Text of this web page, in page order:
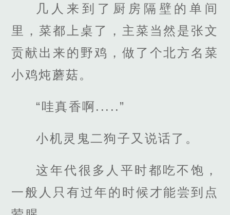
几人来到了厨房隔壁的单间
里，菜都上桌了，主菜当然是张文
贡献出来的野鸡，做了个北方名菜
小鸡炖蘑菇。
“哇真香啊.....”
小机灵鬼二狗子又说话了。
这年代很多人平时都吃不饱，
一般人只有过年的时候才能尝到点